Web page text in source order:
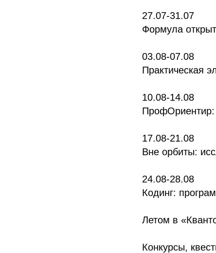
27.07-31.07
Формула
03.08-07.08
Практическая
10.08-14.08
ПрофОриентир:
17.08-21.08
Вне орбиты:
24.08-28.08
Кодинг:
Летом в
Конкурсы,